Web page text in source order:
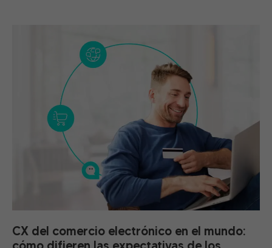
CX del comercio electrónico en el mundo: